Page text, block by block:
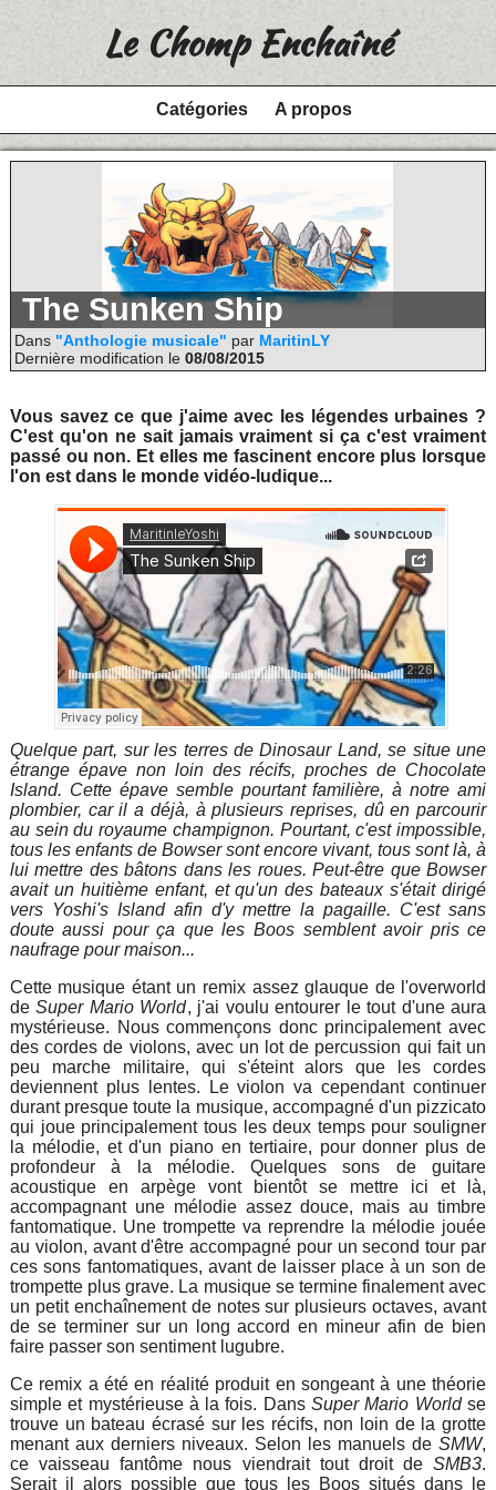
Le Chomp Enchaîné
Catégories A propos
The Sunken Ship
Dans "Anthologie musicale" par MaritinLY
Dernière modification le 08/08/2015
Vous savez ce que j'aime avec les légendes urbaines ?
C'est qu'on ne sait jamais vraiment si ça c'est vraiment
passé ou non. Et elles me fascinent encore plus lorsque
l'on est dans le monde vidéo-ludique...
Quelque part, sur les terres de Dinosaur Land, se situe une
étrange épave non loin des récifs, proches de Chocolate
Island. Cette épave semble pourtant familière, à notre ami
plombier, car il a déjà, à plusieurs reprises, dû en parcourir
au sein du royaume champignon. Pourtant, c'est impossible,
tous les enfants de Bowser sont encore vivant, tous sont là, à
lui mettre des bâtons dans les roues. Peut-être que Bowser
avait un huitième enfant, et qu'un des bateaux s'était dirigé
vers Yoshi's Island afin d'y mettre la pagaille. C'est sans
doute aussi pour ça que les Boos semblent avoir pris ce
naufrage pour maison...
Cette musique étant un remix assez glauque de l'overworld
deSuper Mario World, j'ai voulu entourer le tout d'une aura
mystérieuse. Nous commençons donc principalement avec
des cordes de violons, avec un lot de percussion qui fait un
peu marche militaire, qui s'éteint alors que les cordes
deviennent plus lentes. Le violon va cependant continuer
durant presque toute la musique, accompagné d'un pizzicato
qui joue principalement tous les deux temps pour souligner
la mélodie, et d'un piano en tertiaire, pour donner plus de
profondeur à la mélodie. Quelques sons de guitare
acoustique en arpège vont bientôt se mettre ici et là,
accompagnant une mélodie assez douce, mais au timbre
fantomatique. Une trompette va reprendre la mélodie jouée
au violon, avant d'être accompagné pour un second tour par
ces sons fantomatiques, avant de laisser place à un son de
trompette plus grave. La musique se termine finalement avec
un petit enchaînement de notes sur plusieurs octaves, avant
de se terminer sur un long accord en mineur afin de bien
faire passer son sentiment lugubre.
Ce remix a été en réalité produit en songeant à une théorie
simple et mystérieuse à la fois. DansSuper Mario Worldse
trouve un bateau écrasé sur les récifs, non loin de la grotte
menant aux derniers niveaux. Selon les manuels deSMW,
ce vaisseau fantôme nous viendrait tout droit deSMB3.
Serait il alors possible que tous les Boos situés dans le